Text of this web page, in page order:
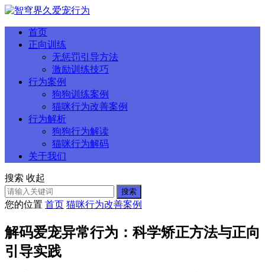
首页
正向训练
无惩罚引导方法
激励训练技巧
行为案例
狗狗训练案例
猫咪行为改善案例
行为解析
狗狗行为解读
猫咪行为解码
关于我们
搜索 收起
搜索
您的位置 首页 猫咪行为改善案例
解码爱宠异常行为：科学矫正方法与正向
引导实践